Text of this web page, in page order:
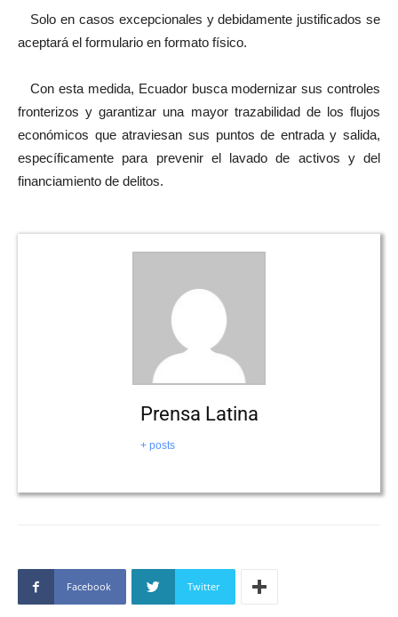
Solo en casos excepcionales y debidamente justificados se
aceptará el formulario en formato físico.
Con esta medida, Ecuador busca modernizar sus controles
fronterizos y garantizar una mayor trazabilidad de los flujos
económicos que atraviesan sus puntos de entrada y salida,
específicamente para prevenir el lavado de activos y del
financiamiento de delitos.
Prensa Latina
+ posts
Facebook Twitter